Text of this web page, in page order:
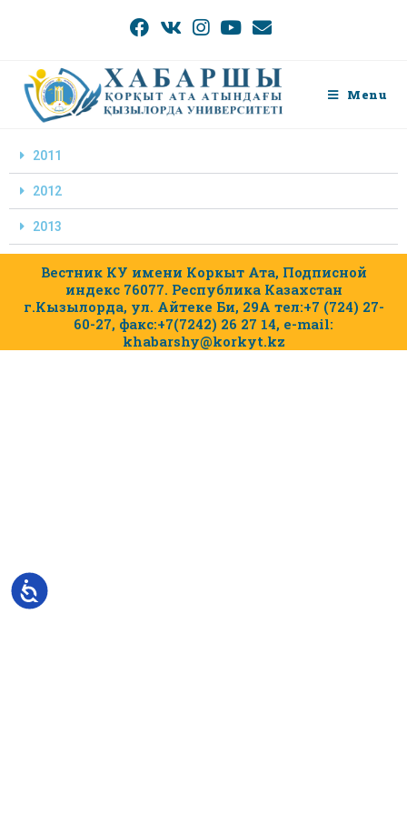
Menu
2011
2012
2013
Вестник КУ имени Коркыт Ата, Подписной
индекс 76077. Республика Казахстан
г.Кызылорда, ул. Айтеке Би, 29А тел:+7 (724) 27-
60-27, факс:+7(7242) 26 27 14, e-mail:
khabarshy@korkyt.kz